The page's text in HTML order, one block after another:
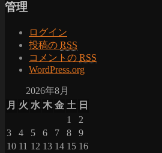
管理
ログイン
投稿の RSS
コメントの RSS
WordPress.org
2026年8月
月 火 水 木 金 土 日
1
2
3
4 5 6 7 8
9
10 11 12 13 14 15 16